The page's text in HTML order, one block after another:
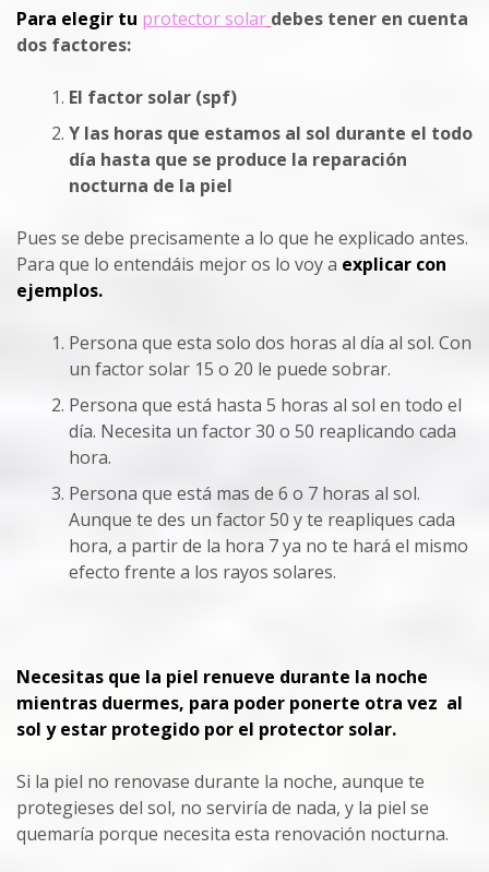
Para elegir tu protector solar debes tener en cuenta
dos factores:
El factor solar (spf)
Y las horas que estamos al sol durante el todo
día hasta que se produce la reparación
nocturna de la piel
Pues se debe precisamente a lo que he explicado antes.
Para que lo entendáis mejor os lo voy a explicar con
ejemplos.
Persona que esta solo dos horas al día al sol. Con
un factor solar 15 o 20 le puede sobrar.
Persona que está hasta 5 horas al sol en todo el
día. Necesita un factor 30 o 50 reaplicando cada
hora.
Persona que está mas de 6 o 7 horas al sol.
Aunque te des un factor 50 y te reapliques cada
hora, a partir de la hora 7 ya no te hará el mismo
efecto frente a los rayos solares.
Necesitas que la piel renueve durante la noche
mientras duermes, para poder ponerte otra vez al
sol y estar protegido por el protector solar.
Si la piel no renovase durante la noche, aunque te
protegieses del sol, no serviría de nada, y la piel se
quemaría porque necesita esta renovación nocturna.